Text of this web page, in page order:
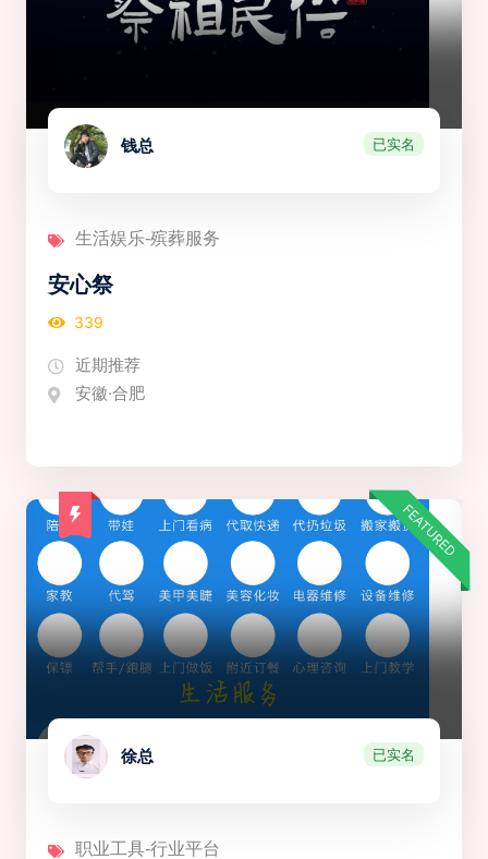
钱总 已实名
生活娱乐-殡葬服务
安心祭
339
近期推荐
安徽·合肥
FEATURED
徐总 已实名
职业工具-行业平台